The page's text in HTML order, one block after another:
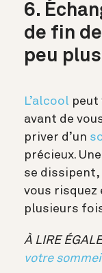
6.
de fin
peu
L’alcool peut
avant de
priver d’un
précieux.
se
vous risquez
plusieurs
À LIRE
votre